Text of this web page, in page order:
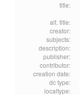
title:
alt. title:
creator:
subjects:
description:
publisher:
contributor:
creation date:
dc type:
localtype: